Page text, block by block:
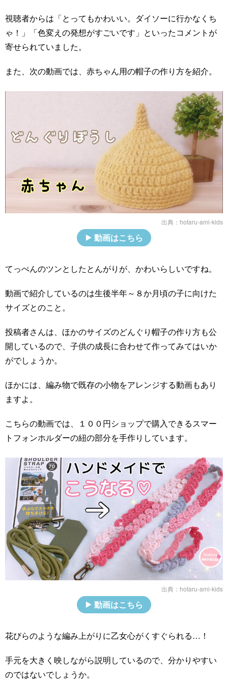
視聴者からは「とってもかわいい。ダイソーに行かなくち
ゃ！」「色変えの発想がすごいです」といったコメントが
寄せられていました。
また、次の動画では、赤ちゃん用の帽子の作り方を紹介。
出典： hotaru-ami-kids
動画はこちら
てっぺんのツンとしたとんがりが、かわいらしいですね。
動画で紹介しているのは生後半年～８か月頃の子に向けた
サイズとのこと。
投稿者さんは、ほかのサイズのどんぐり帽子の作り方も公
開しているので、子供の成長に合わせて作ってみてはいか
がでしょうか。
ほかには、編み物で既存の小物をアレンジする動画もあり
ますよ。
こちらの動画では、１００円ショップで購入できるスマー
トフォンホルダーの紐の部分を手作りしています。
出典： hotaru-ami-kids
動画はこちら
花びらのような編み上がりに乙女心がくすぐられる…！
手元を大きく映しながら説明しているので、分かりやすい
のではないでしょうか。